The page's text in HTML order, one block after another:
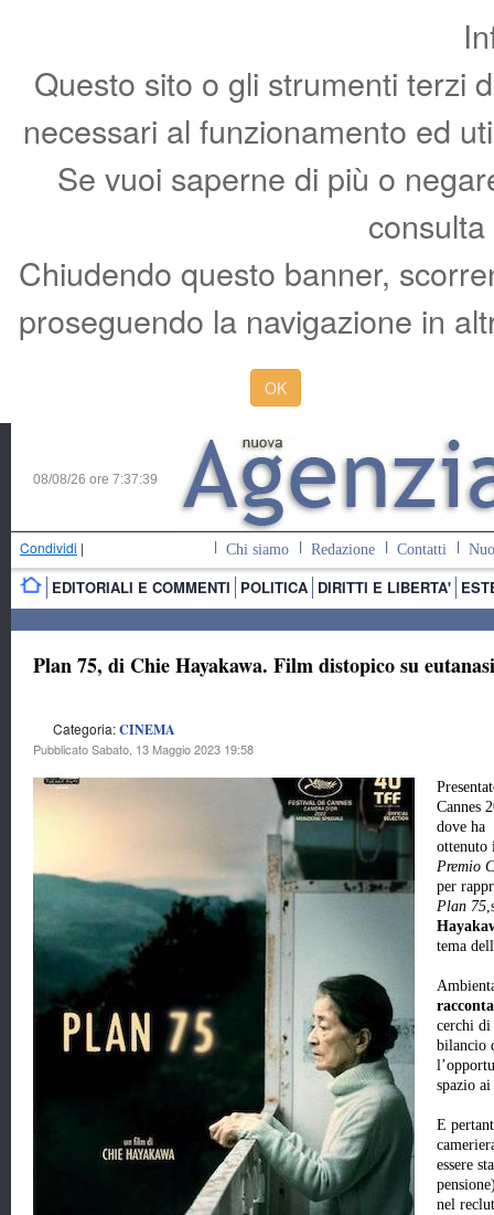
Questo sito o gli strumenti terzi
necessari al funzionamento ed
Se vuoi saperne di più o
Chiudendo questo banner,
proseguendo la navigazione in
OK
08/08/26 ore 7:37:40
Condividi | Chi siamo Redazione Contatti
EDITORIALI E COMMENTI POLITICA DIRITTI E LIBERTA'
Plan 75, di Chie Hayakawa. Film distopico su
Categoria:CINEMA
Pubblicato Sabato, 13 Maggio 2023 19:58
Cannes
dove ha
ottenuto
Premio
per
Plan 75
tema
cerchi di
bilancio
spazio
E
essere
nel